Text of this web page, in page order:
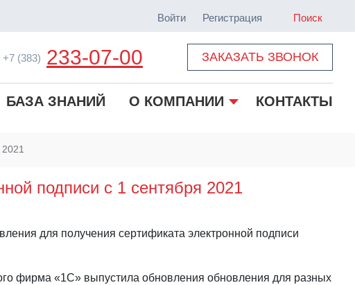
Войти Регистрация Поиск
+7 (383) 233-07-00 ЗАКАЗАТЬ ЗВОНОК
БАЗА ЗНАНИЙ О КОМПАНИИ КОНТАКТЫ
подписи с 1 сентября 2021
для получения сертификата электронной подписи
фирма «1С» выпустила обновления обновления для разных